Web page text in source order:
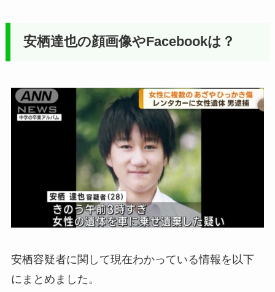
安栖達也の顔画像やFacebookは？
安栖容疑者に関して現在わかっている情報を以下
にまとめました。